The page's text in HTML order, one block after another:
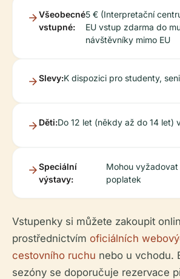
Všeobecné
vstupné:
5 € (Interpretační
EU vstup zdarma do
návštěvníky mimo EU
Slevy:K dispozici pro studenty,
Děti:Do 12 let (někdy až do 14 let)
Speciální
výstavy:
Mohou
poplatek
Vstupenky si můžete zakoupit
prostřednictvím oficiálních
cestovního ruchu nebo u vchodu.
sezóny se doporučuje rezervace